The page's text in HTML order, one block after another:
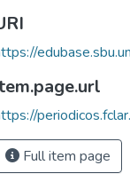
Full item page